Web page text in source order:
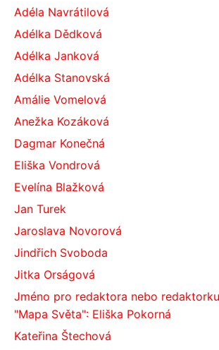
Adéla Navrátilová
Adélka Dědková
Adélka Janková
Adélka Stanovská
Amálie Vomelová
Anežka Kozáková
Dagmar Konečná
Eliška Vondrová
Evelína Blažková
Jan Turek
Jaroslava Novorová
Jindřich Svoboda
Jitka Orságová
Jméno pro redaktora nebo
"Mapa Světa": Eliška Pokorná
Kateřina Štechová